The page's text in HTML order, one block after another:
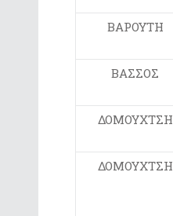
ΒΑΡΟΥΤΗ
ΒΑΣΣΟΣ
ΔΟΜΟΥΧΤΣΗ
ΔΟΜΟΥΧΤΣΗ